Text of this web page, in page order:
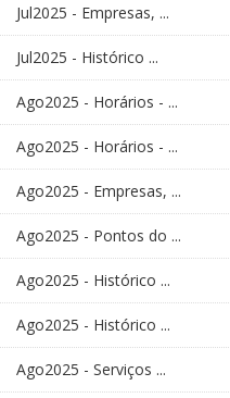
Jul2025 - Empresas, ...
Jul2025 - Histórico ...
Ago2025 - Horários - ...
Ago2025 - Horários - ...
Ago2025 - Empresas, ...
Ago2025 - Pontos do ...
Ago2025 - Histórico ...
Ago2025 - Histórico ...
Ago2025 - Serviços ...